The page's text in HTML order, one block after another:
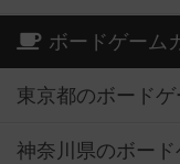
ボードゲーム
東京都のボードゲ
神奈川県のボード